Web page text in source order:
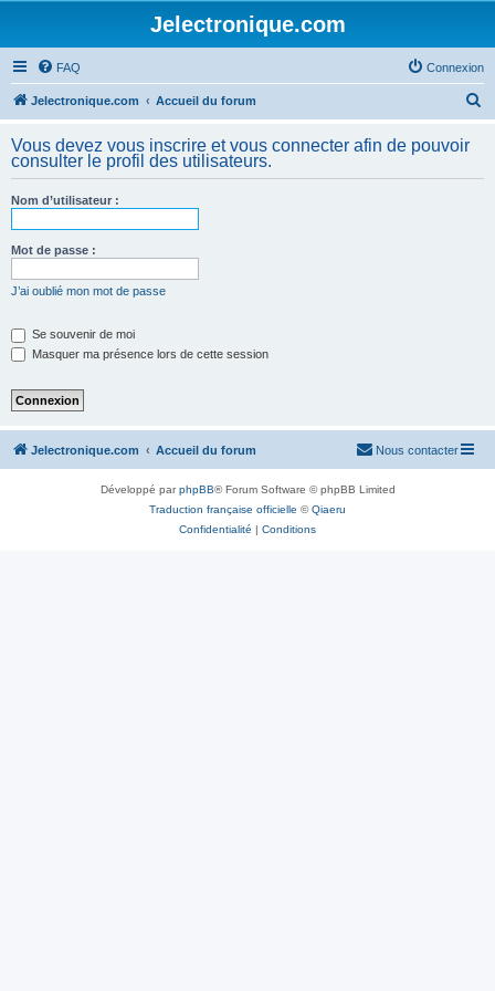
Jelectronique.com
FAQ Connexion
Jelectronique.com Accueil du forum
h
Vous devez vous inscrire et vous connecter afin de pouvoir
consulter le profil des utilisateurs.
Nom d’utilisateur :
Mot de passe :
J’ai oublié mon mot de passe
Se souvenir de moi
Masquer ma présence lors de cette session
Jelectronique.com Accueil du forum Nous contacter
Développé parphpBB® Forum Software © phpBB Limited
Traduction française officielle ©Qiaeru
Confidentialité | Conditions